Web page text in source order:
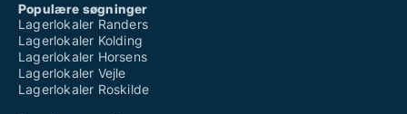
Populære søgninger
Lagerlokaler Randers
Lagerlokaler Kolding
Lagerlokaler Horsens
Lagerlokaler Vejle
Lagerlokaler Roskilde